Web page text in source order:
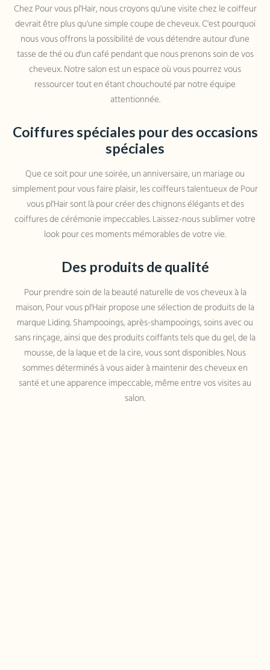
Chez Pour vous pl'Hair, nous croyons qu'une visite chez le coiffeur
devrait être plus qu'une simple coupe de cheveux. C'est pourquoi
nous vous offrons la possibilité de vous détendre autour d'une
tasse de thé ou d'un café pendant que nous prenons soin de vos
cheveux. Notre salon est un espace où vous pourrez vous
ressourcer tout en étant chouchouté par notre équipe
attentionnée.
Coiffures spéciales pour des occasions
spéciales
Que ce soit pour une soirée, un anniversaire, un mariage ou
simplement pour vous faire plaisir, les coiffeurs talentueux de Pour
vous pl'Hair sont là pour créer des chignons élégants et des
coiffures de cérémonie impeccables. Laissez-nous sublimer votre
look pour ces moments mémorables de votre vie.
Des produits de qualité
Pour prendre soin de la beauté naturelle de vos cheveux à la
maison, Pour vous pl'Hair propose une sélection de produits de la
marque Liding. Shampooings, après-shampooings, soins avec ou
sans rinçage, ainsi que des produits coiffants tels que du gel, de la
mousse, de la laque et de la cire, vous sont disponibles. Nous
sommes déterminés à vous aider à maintenir des cheveux en
santé et une apparence impeccable, même entre vos visites au
salon.